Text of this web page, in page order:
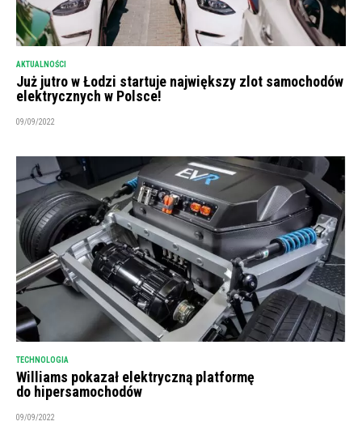
AKTUALNOŚCI
Już jutro w Łodzi startuje największy zlot samochodów
elektrycznych w Polsce!
09/09/2022
TECHNOLOGIA
Williams pokazał elektryczną platformę
do hipersamochodów
09/09/2022